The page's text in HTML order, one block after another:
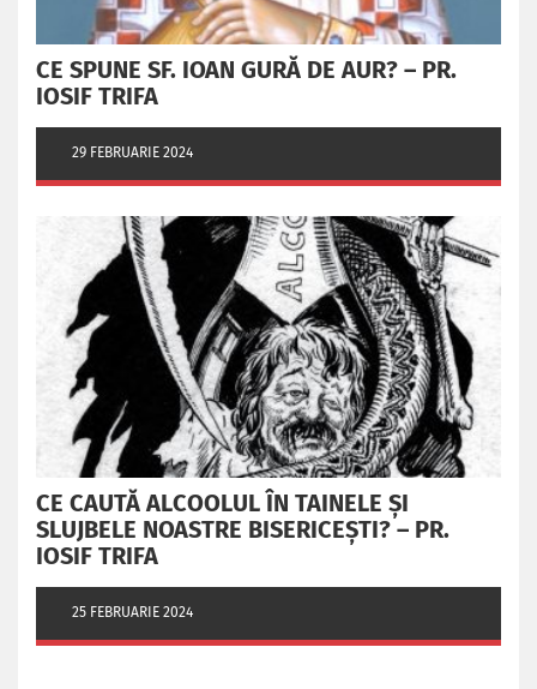
CE SPUNE SF. IOAN GURĂ DE AUR? – PR.
IOSIF TRIFA
29 FEBRUARIE 2024
CE CAUTĂ ALCOOLUL ÎN TAINELE ŞI
SLUJBELE NOASTRE BISERICEŞTI? – PR.
IOSIF TRIFA
25 FEBRUARIE 2024